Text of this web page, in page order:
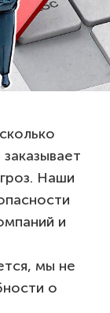
Наши
и
мы не
о